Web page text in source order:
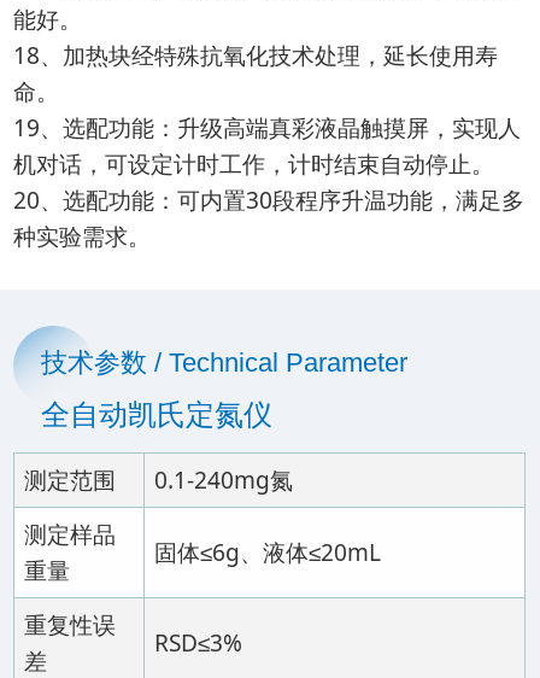
能好。
18、加热块经特殊抗氧化技术处理，延长使用寿
命。
19、选配功能：升级高端真彩液晶触摸屏，实现人
机对话，可设定计时工作，计时结束自动停止。
20、选配功能：可内置30段程序升温功能，满足多
种实验需求。
技术参数 / Technical Parameter
全自动凯氏定氮仪
测定范围
0.1-240mg氮
测定样品
重量
固体≤6g、液体≤20mL
重复性误
差
RSD≤3%